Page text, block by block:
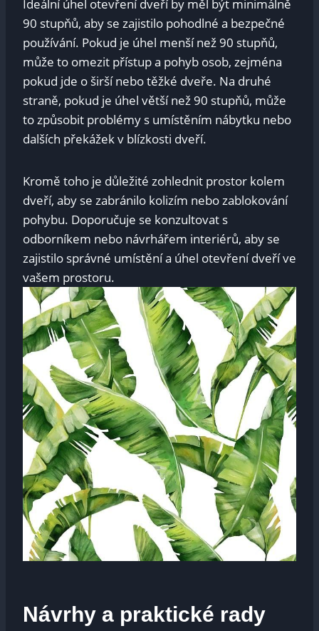
Ideální úhel otevření dveří by‌ měl být minimálně
90 stupňů, aby se zajistilo​ pohodlné ⁢a ​bezpečné
používání. Pokud je úhel ⁣menší ⁤než ⁣90 stupňů,
může to omezit přístup a pohyb osob, zejména
pokud jde o širší nebo těžké dveře. Na druhé
straně, pokud je úhel ⁢větší než‍ 90 stupňů, může
to způsobit problémy s umístěním nábytku nebo
dalších překážek v‍ blízkosti dveří.
Kromě toho ‍je důležité zohlednit prostor kolem
dveří, aby​ se ⁤zabránilo kolizím nebo‌ zablokování​
pohybu. Doporučuje ‌se konzultovat s
odborníkem ‌nebo návrhářem interiérů, aby se
zajistilo⁢ správné ‌umístění a​ úhel otevření ⁤dveří ve
vašem‌ prostoru.
Návrhy a⁢ praktické rady